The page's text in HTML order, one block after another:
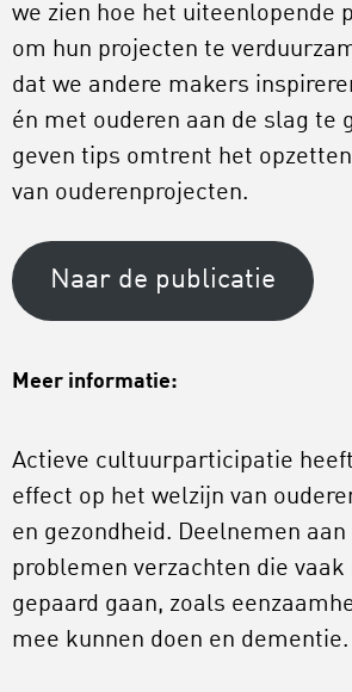
we zien hoe het uiteenlopende
om hun projecten te
dat we andere makers
én met ouderen aan de slag te
geven tips omtrent het
van ouderenprojecten.
Naar de publicatie
Meer informatie:
Actieve cultuurparticipatie
effect op het welzijn van
en gezondheid. Deelnemen
problemen verzachten die
gepaard gaan, zoals
mee kunnen doen en dementie.